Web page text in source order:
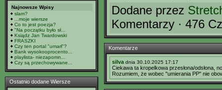
Najnowsze Wpisy
slam?
...moje wiersze
Co to jest poezja?
"Na początku było sł...
Ksiądz Jan Twardowski
FRASZKI
Czy ten portal "umarł"?
Bank wysokooprocento...
playlista- niezapomn...
Czy są przechowywane...
Ostatnio dodane Wiersze
Dodane przez
Komentarzy · 476
Komentarze
silva dnia 30.10.2025 17:17
Ciekawa ta kropelkowa przesłona/odsłona,
Rozumiem, że wobec "umierania PP" nie